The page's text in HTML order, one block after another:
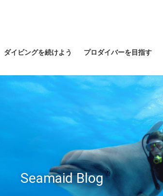
ダイビングを続けよう プロダイバーを目指す
Seamaid Blog